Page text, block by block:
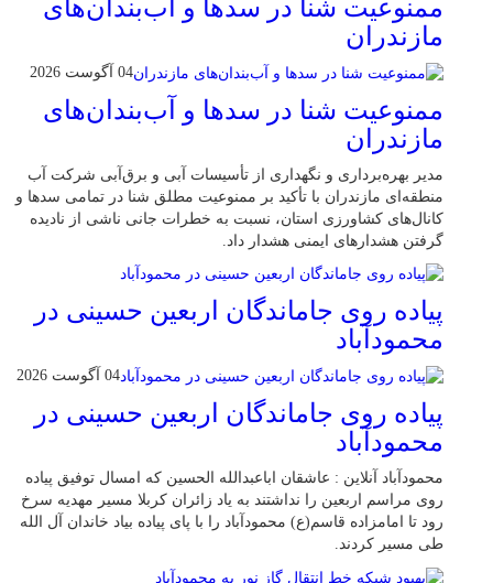
ممنوعیت شنا در سدها و آب‌بندان‌‌های
مازندران
04 آگوست 2026
ممنوعیت شنا در سدها و آب‌بندان‌‌های
مازندران
مدیر بهره‌برداری و نگهداری از تأسیسات آبی و برق‌آبی شرکت آب
منطقه‌ای مازندران با تأکید بر ممنوعیت مطلق شنا در تمامی سدها و
کانال‌های کشاورزی استان، نسبت به خطرات جانی ناشی از نادیده
گرفتن هشدارهای ایمنی هشدار داد.
پیاده روی جاماندگان اربعین حسینی در
محمودآباد
04 آگوست 2026
پیاده روی جاماندگان اربعین حسینی در
محمودآباد
محمودآباد آنلاین : عاشقان اباعبدالله الحسین که امسال توفیق پیاده
روی مراسم اربعین را نداشتند به یاد زائران کربلا مسیر مهدیه سرخ
رود تا امامزاده قاسم(ع) محمودآباد را با پای پیاده بیاد خاندان آل الله
طی مسیر کردند.